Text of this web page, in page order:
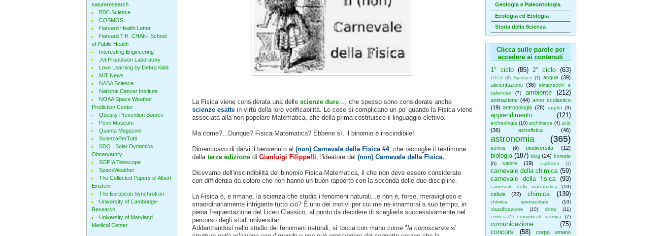
Geologia e Paleontologia
Ecologia ed Etologia
Storia della Scienza
Clicca sulle parole per
accedere ai contenuti
1° ciclo (85) 2° ciclo (63)
LUCA (2) Spartaco (1) acqua (39)
alimentazione (36)
almanacchi e
calendari
(7) ambiente (212)
animazione (44) anno scolastico
(19) antropologia (28) applet (3)
apprendimento (121)
archeologia (10) archimede (4) arte
(36)
astrofisica (46)
astronomia (365)
aurora (9) biodiversita (12)
biologia (187) blog (24) boreale
(6)
calore (19) capillarita (1)
carnevale della chimica (59)
carnevale della fisica
(93)
carnevale della matematica (10)
cellule (22) chimica (139)
chimica spettacolare
(10)
classificazione
(10) clima (11)
comics (1) comunicati stampa (7)
comunicazione
(75)
concorsi
(58)
corpo umano
La Fisica viene considerata una delle scienze dure..., che spesso sono considerate anche
scienze esattein virtù della loro verificabilità. Le cose si complicano un po' quando la Fisica viene
associata alla non popolare Matematica, che della prima costituisce il linguaggio elettivo.
Ma come?...Dunque? Fisica-Matematica? Ebbene sì, il binomio è inscindibile!
Dimenticavo di darvi il benvenuto al (non) Carnevale della Fisica #4, che raccoglie il testimone
dalla terza edizione di Gianluigi Filippelli, l'ideatore del (non) Carnevale della Fisica.
Dicevamo dell'inscindibilità del binomio Fisica-Matematica, il che non deve essere considerato
con diffidenza da coloro che non hanno un buon rapporto con la seconda delle due discipline.
La Fisica è, e rimane, la scienza che studia i fenomeni naturali...e non è, forse, meraviglioso e
straordinariamente intrigante tutto ciò? È uno dei motivi per cui me ne innamorai a suo tempo, in
piena frequentazione del Liceo Classico, al punto da decidere di sceglierla successivamente nel
percorso degli studi universitari.
Addentrandosi nello studio dei fenomeni naturali, si tocca con mano come "la conoscenza si
natureresearch
BBC Science
COSMOS
Harvard Health Letter
Harvard T.H. CHAN- School
of Public Health
Interesting Engineering
Jet Propulsion Laboratory
Love Learning by Debra Kidd
MIT News
NASA Science
National Cancer Institute
NOAA Space Weather
Prediction Center
Obesity Prevention Source
Penn Museum
Quanta Magazine
ScienzaPerTutti
SDO | Solar Dynamics
Observatory
SOFIA Telescope
SpaceWeather
The Collected Papers of Albert
Einstein
The European Synchrotron
University of Cambridge-
Research
University of Maryland
Medical Center